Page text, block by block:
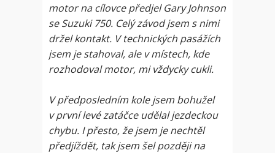
motor na cílovce předjel Gary Johnson
se Suzuki 750. Celý závod jsem s nimi
držel kontakt. V technických pasážích
jsem je stahoval, ale v místech, kde
rozhodoval motor, mi vždycky cukli.
V předposledním kole jsem bohužel
v první levé zatáčce udělal jezdeckou
chybu. I přesto, že jsem je nechtěl
předjíždět, tak jsem šel později na